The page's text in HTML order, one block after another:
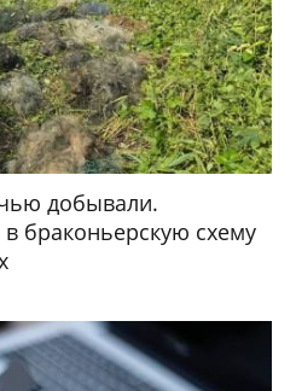
добывали.
браконьерскую схему